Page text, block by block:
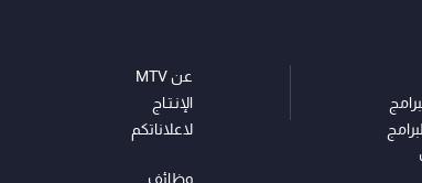
عن MTV
الإنـتـاج
لاعلاناتكم
وظائف